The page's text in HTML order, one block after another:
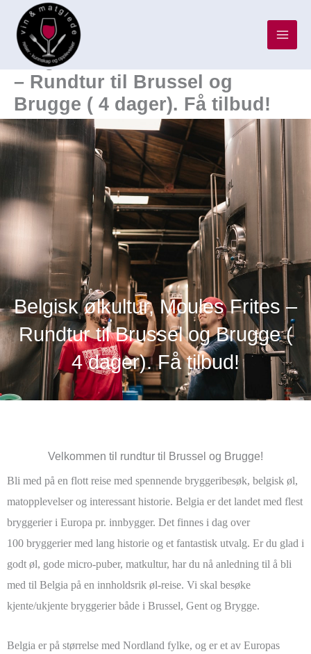
Hopp
innholdet
Belgisk ølkultur, Moules Frites
– Rundtur til Brussel og
Brugge ( 4 dager). Få tilbud!
Belgisk ølkultur, Moules Frites –
Rundtur til Brussel og Brugge (
4 dager). Få tilbud!
Velkommen til rundtur til Brussel og Brugge!
Bli med på en flott reise med spennende bryggeribesøk, belgisk øl,
matopplevelser og interessant historie. Belgia er det landet med flest
bryggerier i Europa pr. innbygger. Det finnes i dag over
100 bryggerier med lang historie og et fantastisk utvalg. Er du glad i
godt øl, gode micro-puber, matkultur, har du nå anledning til å bli
med til Belgia på en innholdsrik øl-reise. Vi skal besøke
kjente/ukjente bryggerier både i Brussel, Gent og Brygge.
Belgia er på størrelse med Nordland fylke, og er et av Europas